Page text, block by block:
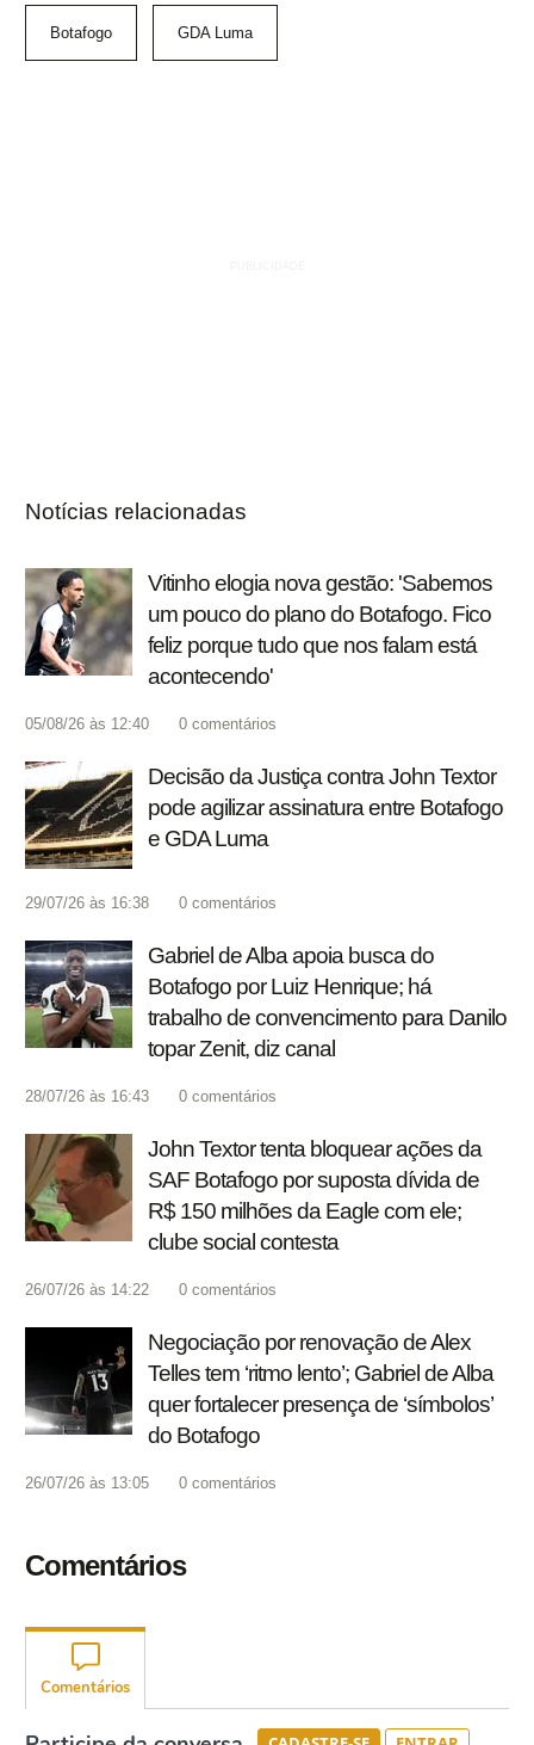
Botafogo GDA Luma
Notícias relacionadas
Vitinho elogia nova gestão: 'Sabemos
um pouco do plano do Botafogo. Fico
feliz porque tudo que nos falam está
acontecendo'
05/08/26 às 12:40 0 comentários
Decisão da Justiça contra John Textor
pode agilizar assinatura entre Botafogo
e GDA Luma
29/07/26 às 16:38 0 comentários
Gabriel de Alba apoia busca do
Botafogo por Luiz Henrique; há
trabalho de convencimento para Danilo
topar Zenit, diz canal
28/07/26 às 16:43 0 comentários
John Textor tenta bloquear ações da
SAF Botafogo por suposta dívida de
R$ 150 milhões da Eagle com ele;
clube social contesta
26/07/26 às 14:22 0 comentários
Negociação por renovação de Alex
Telles tem ‘ritmo lento’; Gabriel de Alba
quer fortalecer presença de ‘símbolos’
do Botafogo
26/07/26 às 13:05 0 comentários
Comentários